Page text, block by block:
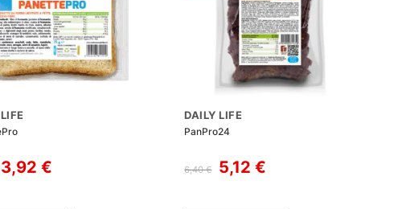
Il
prezzo
3,92 €Il
DAILY LIFE
PanPro24
6,40€
Il
prezzo
5,12€